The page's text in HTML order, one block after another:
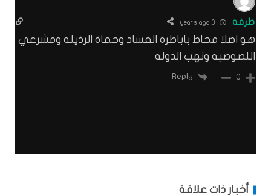
طرفه
هو اصلا محاط باباطرة الفساد وحماة الرذيله ومشرعي
اللصوصيه ونهب الدوله
0
Reply
أخبار ذات علاقة